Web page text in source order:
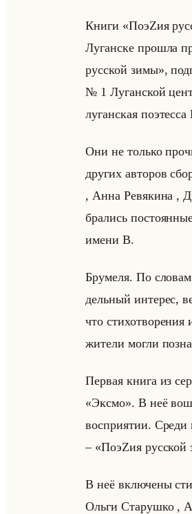
Книги «ПоэZия
Лу­ган­ске про­шла
русской зимы»,
№ 1 Лу­ган­ской
лу­ган­ская
Они не только
дру­гих ав­то­ров
, Анна Ре­вя­ки­на ,
бра­лись
имени В.
Бру­ме­ля. По
дельный ин­те­рес,
что
жи­те­ли могли
Пер­вая книга из
«Эксмо». В неё
вос­при­ятии.
– «ПоэZия русской
В неё вклю­че­ны
Ольги Ста­руш­ко ,